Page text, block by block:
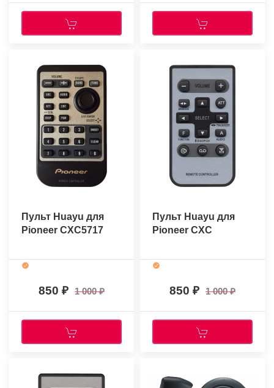
Пульт Huayu для
Pioneer CXC5717
850 1 000
Пульт Huayu для
Pioneer CXC
850 1 000